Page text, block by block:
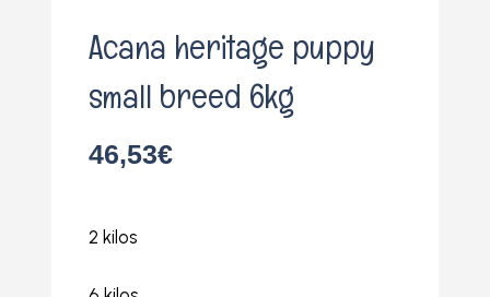
Acana heritage puppy
small breed 6kg
46,53€
2 kilos